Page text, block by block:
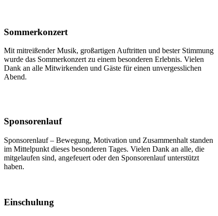
Sommerkonzert
Mit mitreißender Musik, großartigen Auftritten und bester Stimmung
wurde das Sommerkonzert zu einem besonderen Erlebnis. Vielen
Dank an alle Mitwirkenden und Gäste für einen unvergesslichen
Abend.
Sponsorenlauf
Sponsorenlauf – Bewegung, Motivation und Zusammenhalt standen
im Mittelpunkt dieses besonderen Tages. Vielen Dank an alle, die
mitgelaufen sind, angefeuert oder den Sponsorenlauf unterstützt
haben.
Einschulung